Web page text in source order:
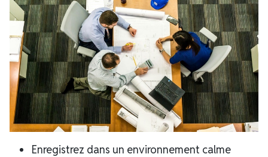
Enregistrez dans un environnement calme